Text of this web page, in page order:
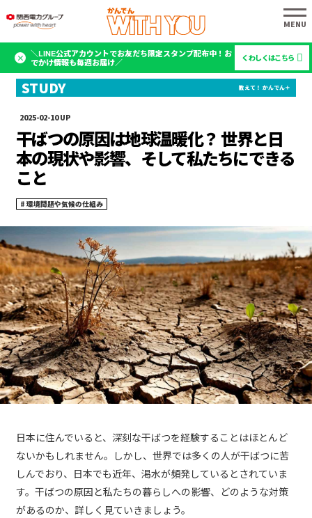
＼LINE公式アカウントでお友だち限定スタンプ配布中！お
でかけ情報も毎週お届け／
くわしくはこちら
2025-02-10
干ばつの原因は地球温暖化？ 世界と日
本の現状や影響、そして私たちにできる
こと
環境問題や気候の仕組み
日本に住んでいると、深刻な干ばつを経験することはほとんど
ないかもしれません。しかし、世界では多くの人が干ばつに苦
しんでおり、日本でも近年、渇水が頻発しているとされていま
す。干ばつの原因と私たちの暮らしへの影響、どのような対策
があるのか、詳しく見ていきましょう。